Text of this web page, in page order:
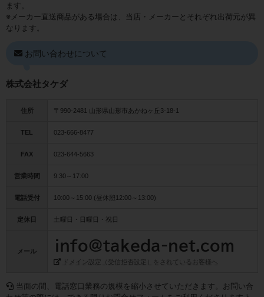
ます。
※メーカー直送商品がある場合は、当店・メーカーとそれぞれ出荷元が異
なります。
お問い合わせについて
株式会社タケダ
住所 〒990-2481 山形県山形市あかねヶ丘3-18-1
TEL 023-666-8477
FAX 023-644-5663
営業時間 9:30～17:00
電話受付 10:00～15:00 (昼休憩12:00～13:00)
定休日 土曜日・日曜日・祝日
メール
ドメイン設定（受信拒否設定）をされているお客様へ
当面の間、電話窓口業務の規模を縮小させていただきます。お問い合